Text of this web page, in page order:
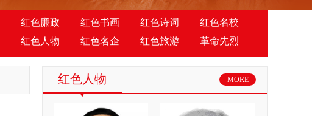
红色廉政 红色书画 红色诗词
红色名校
红色人物 红色名企 红色旅游 革命先烈
红色人物 MORE